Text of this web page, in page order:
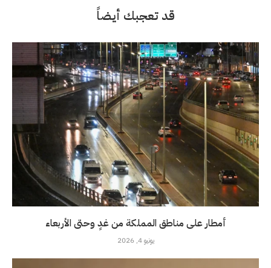
قد تعجبك أيضاً
أمطار على مناطق المملكة من غدٍ وحتى الأربعاء
يونيو 4, 2026